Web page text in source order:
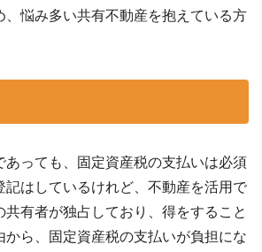
、悩み多い共有不動産を抱えている方
あっても、固定資産税の支払いは必須
記はしているけれど、不動産を活用で
共有者が独占しており、得をすること
から、固定資産税の支払いが負担にな